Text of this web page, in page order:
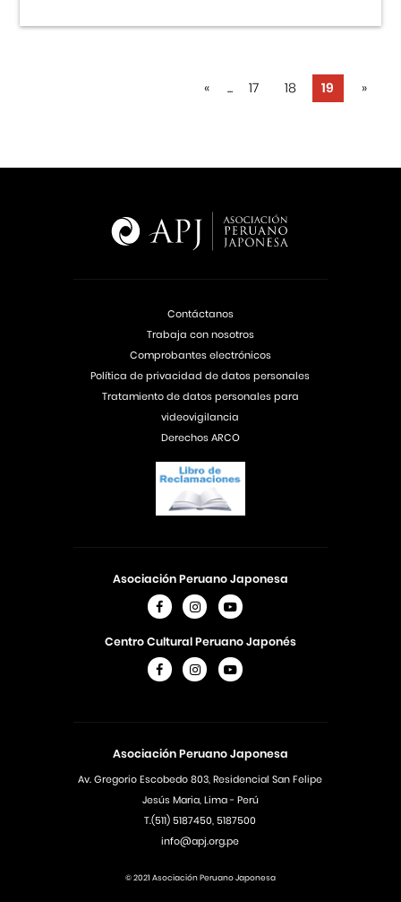
« ... 17 18 19 »
Asociación Peruano Japonesa
Av. Gregorio Escobedo 803, Residencial San Felipe
Jesús Maria, Lima - Perú
T.(511) 5187450, 5187500
info@apj.org.pe
Asociación Peruano Japonesa
Centro Cultural Peruano Japonés
Contáctanos
Trabaja con nosotros
Comprobantes electrónicos
Política de privacidad de datos personales
Tratamiento de datos personales para
videovigilancia
Derechos ARCO
© 2021 Asociación Peruano Japonesa